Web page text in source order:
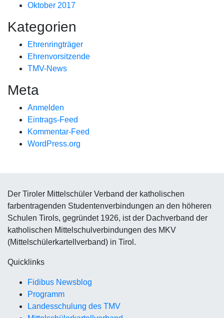
Oktober 2017
Kategorien
Ehrenringträger
Ehrenvorsitzende
TMV-News
Meta
Anmelden
Eintrags-Feed
Kommentar-Feed
WordPress.org
Der Tiroler Mittelschüler Verband der katholischen
farbentragenden Studentenverbindungen an den höheren
Schulen Tirols, gegründet 1926, ist der Dachverband der
katholischen Mittelschulverbindungen des MKV
(Mittelschülerkartellverband) in Tirol.
Quicklinks
Fidibus Newsblog
Programm
Landesschulung des TMV